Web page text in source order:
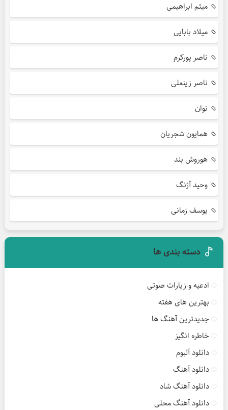
میثم ابراهیمی
میلاد بابایی
ناصر پورکرم
ناصر زینعلی
نوان
همایون شجریان
هوروش بند
وحید آژنگ
یوسف زمانی
دسته بندی ها
ادعیه و زیارات صوتی
بهترین های هفته
جدیدترین آهنگ ها
خاطره انگیز
دانلود آلبوم
دانلود آهنگ
دانلود آهنگ شاد
دانلود آهنگ محلی